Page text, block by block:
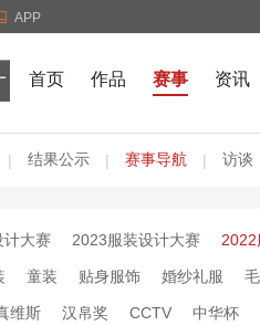
APP
首页 作品 赛事 资讯
| 结果公示 | 赛事导航 | 访谈
计大赛 2023服装设计大赛 2022
童装 贴身服饰 婚纱礼服
维斯 汉帛奖 CCTV 中华杯